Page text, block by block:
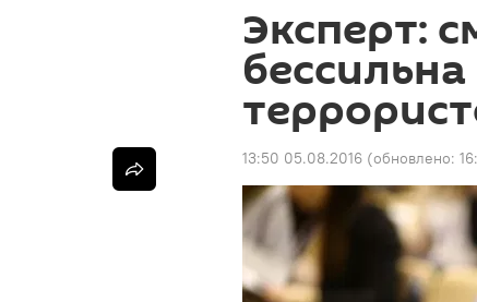
Эксперт:
13:50 05.08.2016 (обновлено: